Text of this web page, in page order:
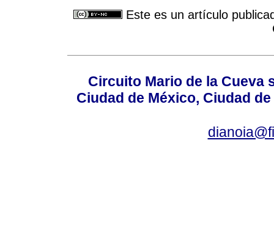
Este es un artículo
Circuito Mario de la Cueva
Ciudad de México, Ciudad